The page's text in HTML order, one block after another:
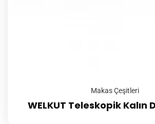
Makas Çeşitleri
WELKUT Teleskopik Kalın